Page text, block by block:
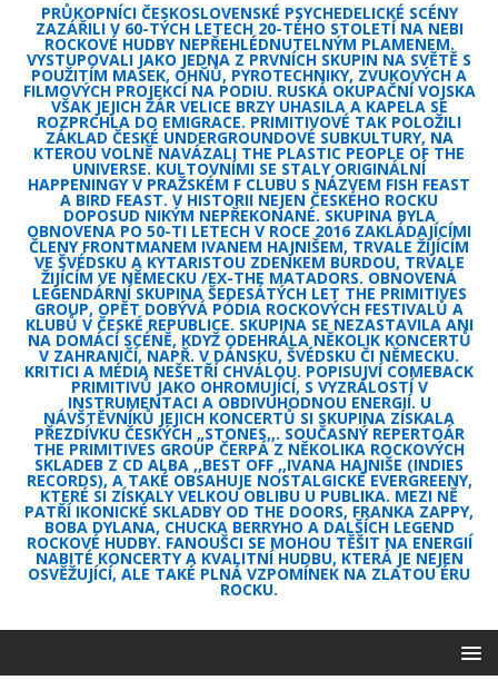
PRŮKOPNÍCI ČESKOSLOVENSKÉ PSYCHEDELICKÉ SCÉNY
ZAZÁŘILI V 60-TÝCH LETECH 20-TÉHO STOLETÍ NA NEBI
ROCKOVÉ HUDBY NEPŘEHLÉDNUTELNÝM PLAMENEM.
VYSTUPOVALI JAKO JEDNA Z PRVNÍCH SKUPIN NA SVĚTĚ S
POUŽITÍM MASEK, OHŇŮ, PYROTECHNIKY, ZVUKOVÝCH A
FILMOVÝCH PROJEKCÍ NA PODIU. RUSKÁ OKUPAČNÍ VOJSKA
VŠAK JEJICH ŽÁR VELICE BRZY UHASILA A KAPELA SE
ROZPRCHLA DO EMIGRACE. PRIMITIVOVÉ TAK POLOŽILI
ZÁKLAD ČESKÉ UNDERGROUNDOVÉ SUBKULTURY, NA
KTEROU VOLNĚ NAVÁZALI THE PLASTIC PEOPLE OF THE
UNIVERSE. KULTOVNÍMI SE STALY ORIGINÁLNÍ
HAPPENINGY V PRAŽSKÉM F CLUBU S NÁZVEM FISH FEAST
A BIRD FEAST. V HISTORII NEJEN ČESKÉHO ROCKU
DOPOSUD NIKÝM NEPŘEKONANÉ. SKUPINA BYLA
OBNOVENA PO 50-TI LETECH V ROCE 2016 ZAKLÁDAJÍCÍMI
ČLENY FRONTMANEM IVANEM HAJNIŠEM, TRVALE ŽIJÍCÍM
VE ŠVÉDSKU A KYTARISTOU ZDENKEM BURDOU, TRVALE
ŽIJÍCÍM VE NĚMECKU /EX-THE MATADORS. OBNOVENÁ
LEGENDÁRNÍ SKUPINA ŠEDESÁTÝCH LET THE PRIMITIVES
GROUP, OPĚT DOBÝVÁ PÓDIA ROCKOVÝCH FESTIVALŮ A
KLUBŮ V ČESKÉ REPUBLICE. SKUPINA SE NEZASTAVILA ANI
NA DOMÁCÍ SCÉNĚ, KDYŽ ODEHRÁLA NĚKOLIK KONCERTŮ
V ZAHRANIČÍ, NAPŘ. V DÁNSKU, ŠVÉDSKU ČI NĚMECKU.
KRITICI A MÉDIA NEŠETŘÍ CHVÁLOU. POPISUJVÍ COMEBACK
PRIMITIVŮ JAKO OHROMUJÍCÍ, S VYZRÁLOSTÍ V
INSTRUMENTACI A OBDIVUHODNOU ENERGIÍ. U
NÁVŠTĚVNÍKŮ JEJICH KONCERTŮ SI SKUPINA ZÍSKALA
PŘEZDÍVKU ČESKÝCH „STONES,,. SOUČASNÝ REPERTOÁR
THE PRIMITIVES GROUP ČERPÁ Z NĚKOLIKA ROCKOVÝCH
SKLADEB Z CD ALBA ,,BEST OFF ,,IVANA HAJNIŠE (INDIES
RECORDS), A TAKÉ OBSAHUJE NOSTALGICKÉ EVERGREENY,
KTERÉ SI ZÍSKALY VELKOU OBLIBU U PUBLIKA. MEZI NĚ
PATŘÍ IKONICKÉ SKLADBY OD THE DOORS, FRANKA ZAPPY,
BOBA DYLANA, CHUCKA BERRYHO A DALŠÍCH LEGEND
ROCKOVÉ HUDBY. FANOUŠCI SE MOHOU TĚŠIT NA ENERGIÍ
NABITÉ KONCERTY A KVALITNÍ HUDBU, KTERÁ JE NEJEN
OSVĚŽUJÍCÍ, ALE TAKÉ PLNÁ VZPOMÍNEK NA ZLATOU ÉRU
ROCKU.